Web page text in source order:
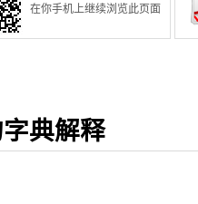
在你手机上继续浏览此页面
典解释